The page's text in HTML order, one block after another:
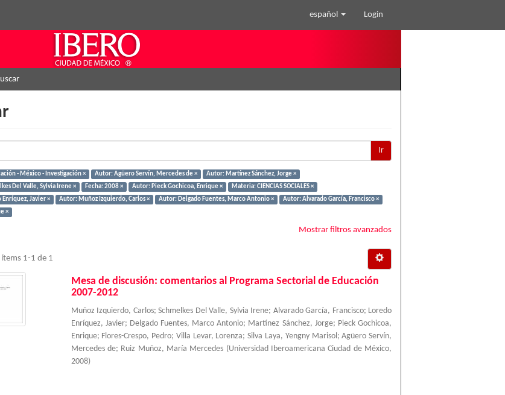
español Login
Ir
- México - Investigación × Autor: Agüero Servín, Mercedes de ×
Autor: Martínez Sánchez, Jorge ×
Del Valle, Sylvia Irene ×
Fecha: 2008 × Autor: Pieck Gochicoa, Enrique ×
Materia: CIENCIAS SOCIALES ×
Javier ×
Autor: Muñoz Izquierdo, Carlos × Autor: Delgado Fuentes, Marco Antonio ×
Autor: Alvarado García, Francisco ×
×
Mostrar filtros avanzados
1-1 de 1
Mesa de discusión: comentarios al Programa Sectorial de Educación
2007-2012
Muñoz Izquierdo, Carlos;Schmelkes Del Valle, Sylvia Irene; Alvarado García, Francisco; Loredo
Enríquez, Javier; Delgado Fuentes, Marco Antonio; Martínez Sánchez, Jorge; Pieck Gochicoa,
Enrique; Flores-Crespo, Pedro; Villa Levar, Lorenza;Silva Laya, Yengny Marisol ;Agüero Servín,
Mercedes de; Ruiz Muñoz, María Mercedes (Universidad Iberoamericana Ciudad de México,
2008)